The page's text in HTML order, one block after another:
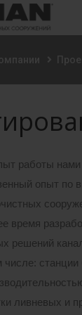
работы
опыт по
время
решений
станции
ливневых и